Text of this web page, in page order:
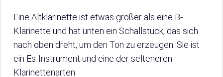
Eine Altklarinette ist etwas größer als eine B-
Klarinette und hat unten ein Schallstück, das sich
nach oben dreht, um den Ton zu erzeugen. Sie ist
ein Es-Instrument und eine der selteneren
Klarinettenarten.